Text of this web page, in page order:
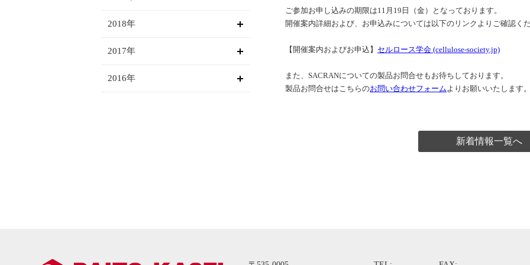
ご参加お申し込みの期限は11月19日（金）となっております。
開催案内詳細および、お申込みについては以下のリンクよりご確認くだ
【開催案内およびお申込】 セルロース学会 (cellulose-society.jp)
また、SACRANについての製品お問合せもお待ちしております。
製品お問合せはこちらのお問い合わせフォーム よりお願いいたします。
新着情報一覧へ
2018年
2017年
2016年